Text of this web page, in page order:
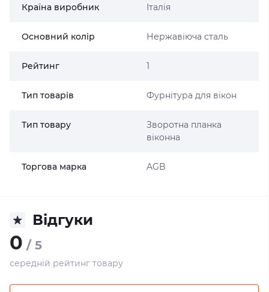
Країна виробник Італія
Основний колір Нержавіюча сталь
Рейтинг 1
Тип товарів Фурнітура для вікон
Тип товару
Зворотна планка
віконна
Торгова марка AGB
Відгуки
0 / 5
середній рейтинг товару